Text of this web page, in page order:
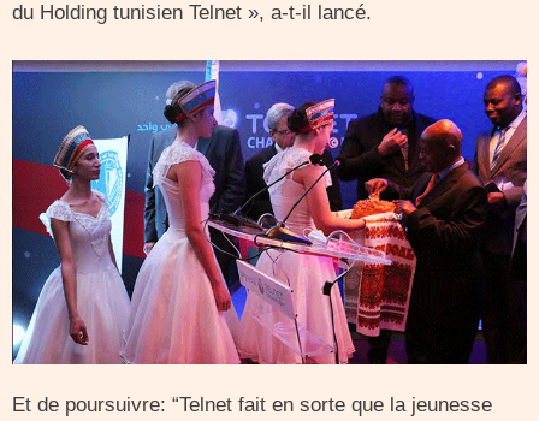
du Holding tunisien Telnet », a-t-il lancé.
Et de poursuivre: “Telnet fait en sorte que la jeunesse